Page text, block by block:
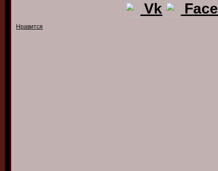
Vk
Нравится